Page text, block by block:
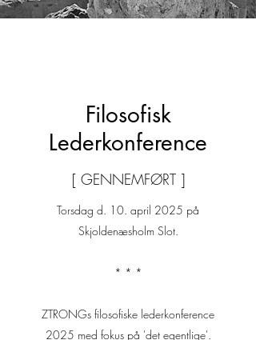
Filosofisk
Lederkonference
[ GENNEMFØRT ]
Torsdag d. 10. april 2025 på
Skjoldenæsholm Slot.
* * *
ZTRONGs filosofiske lederkonference
2025 med fokus på 'det egentlige'.